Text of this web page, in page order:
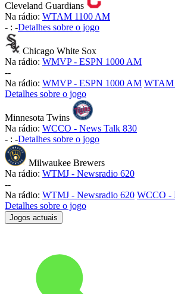
Cleveland Guardians
Na rádio: WTAM 1100 AM
- : -Detalhes sobre o jogo
Chicago White Sox
Na rádio: WMVP - ESPN 1000 AM
--
Na rádio: WMVP - ESPN 1000 AM WTAM
Detalhes sobre o jogo
Minnesota Twins
Na rádio: WCCO - News Talk 830
- : -Detalhes sobre o jogo
Milwaukee Brewers
Na rádio: WTMJ - Newsradio 620
--
Na rádio: WTMJ - Newsradio 620 WCCO -
Detalhes sobre o jogo
Jogos actuais